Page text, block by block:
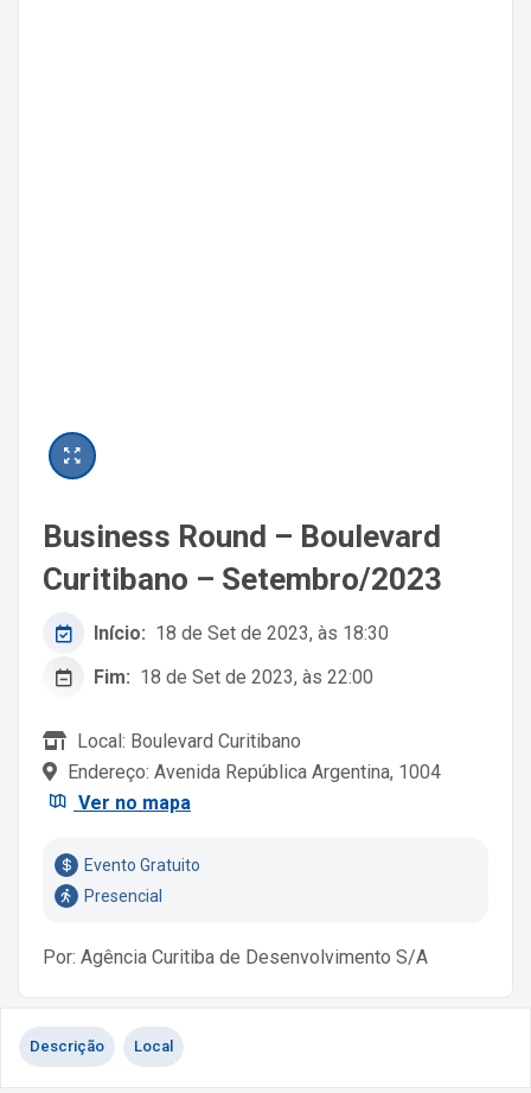
Business Round – Boulevard
Curitibano – Setembro/2023
Início: 18 de Set de 2023, às 18:30
Fim: 18 de Set de 2023, às 22:00
Local: Boulevard Curitibano
Endereço: Avenida República Argentina, 1004
Ver no mapa
Evento Gratuito
Presencial
Por: Agência Curitiba de Desenvolvimento S/A
Descrição Local